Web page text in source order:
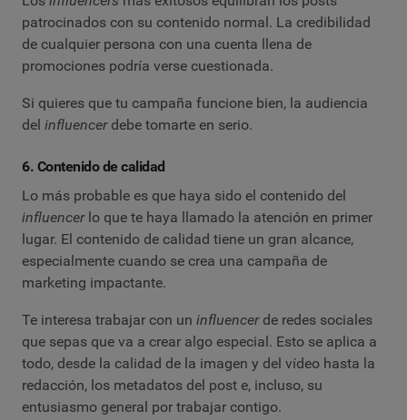
patrocinados con su contenido normal. La credibilidad
de cualquier persona con una cuenta llena de
promociones podría verse cuestionada.
Si quieres que tu campaña funcione bien, la audiencia
del influencer debe tomarte en serio.
6. Contenido de calidad
Lo más probable es que haya sido el contenido del
influencer lo que te haya llamado la atención en primer
lugar. El contenido de calidad tiene un gran alcance,
especialmente cuando se crea una campaña de
marketing impactante.
Te interesa trabajar con un influencerde redes sociales
que sepas que va a crear algo especial. Esto se aplica a
todo, desde la calidad de la imagen y del vídeo hasta la
redacción, los metadatos del post e, incluso, su
entusiasmo general por trabajar contigo.